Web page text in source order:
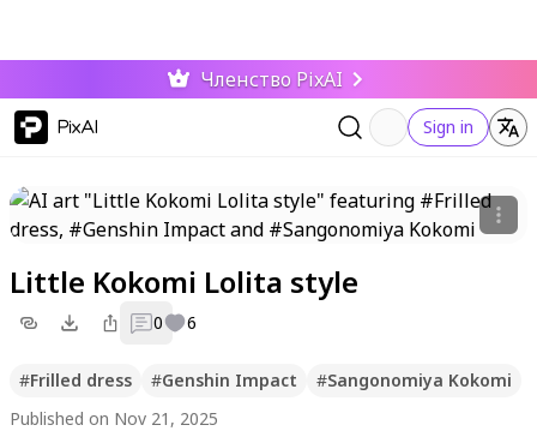
Членство PixAI
PixAI Sign in
Little Kokomi Lolita style
0 6
#Frilled dress #Genshin Impact #Sangonomiya Kokomi
Published on Nov 21, 2025